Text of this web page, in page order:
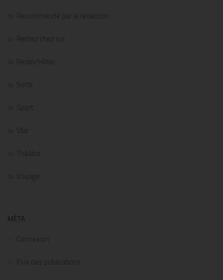
Recommandé par la rédaction
Restez chez soi
Resto/Hôtel
Sortir
Sport
Star
Théâtre
Voyage
MÉTA
Connexion
Flux des publications